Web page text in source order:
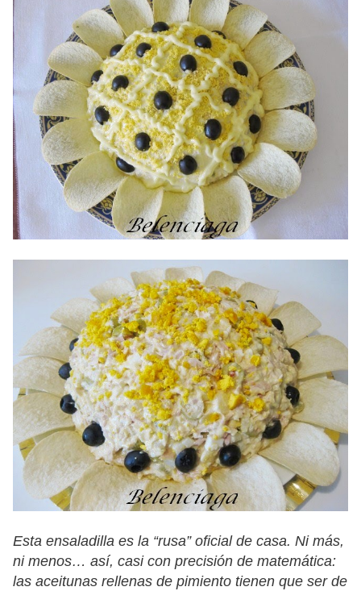
Esta ensaladilla es la “rusa” oficial de casa. Ni más,
ni menos… así, casi con precisión de matemática:
las aceitunas rellenas de pimiento tienen que ser de